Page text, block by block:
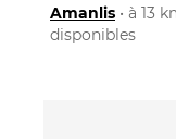
Amanlis • à 13
disponibles